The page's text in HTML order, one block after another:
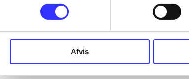
Afvis
...